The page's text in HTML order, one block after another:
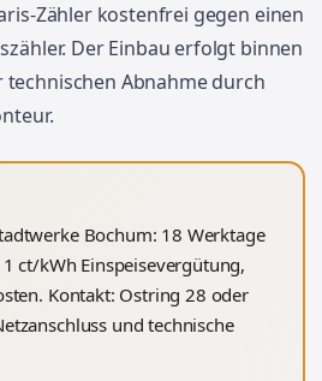
Zähler kostenfrei gegen einen
Der Einbau erfolgt binnen
technischen Abnahme durch
Bochum: 18 Werktage
ct/kWh Einspeisevergütung,
Kontakt: Ostring 28 oder
und technische